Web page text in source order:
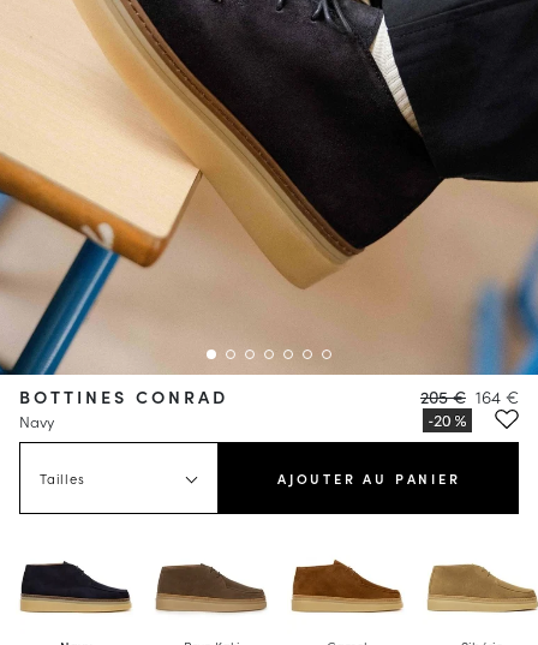
BOTTINES CONRAD
Navy
205 € 164 €
Tailles AJOUTER AU PANIER